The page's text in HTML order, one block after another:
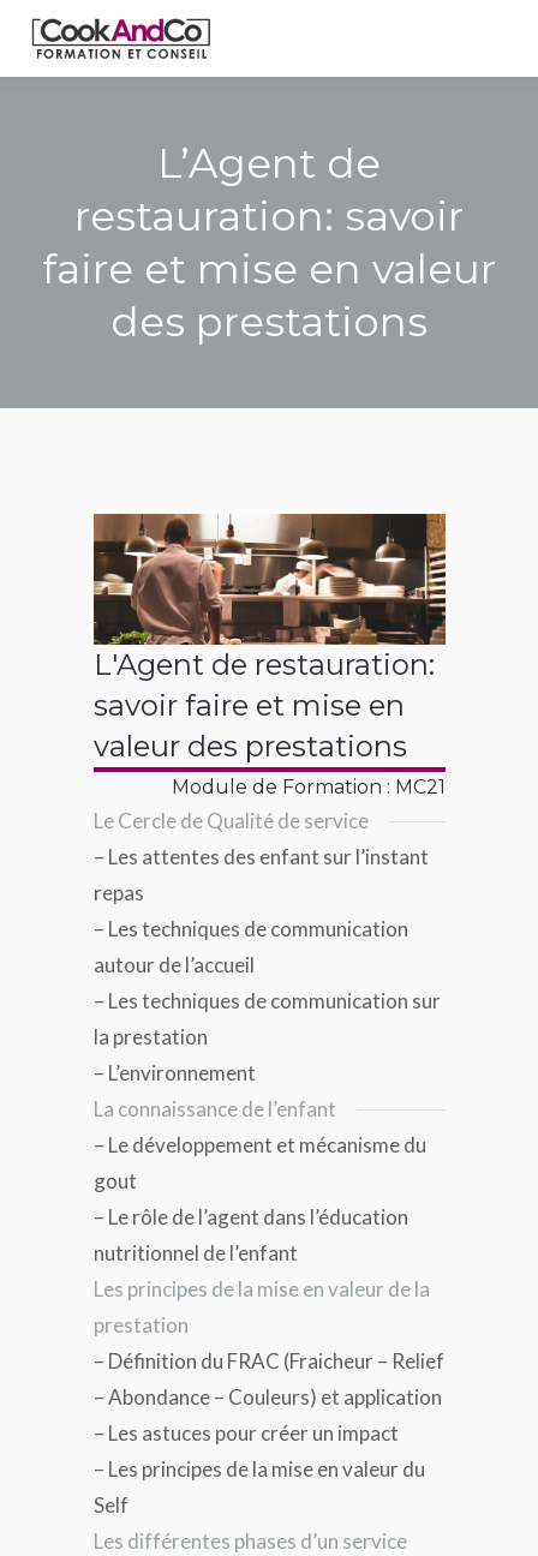
L’Agent de
restauration: savoir
faire et mise en valeur
des prestations
L'Agent de restauration:
savoir faire et mise en
valeur des prestations
Module de Formation : MC21
Le Cercle de Qualité de service
– Les attentes des enfant sur l’instant
repas
– Les techniques de communication
autour de l’accueil
– Les techniques de communication sur
la prestation
– L’environnement
La connaissance de l’enfant
– Le développement et mécanisme du
gout
– Le rôle de l’agent dans l’éducation
nutritionnel de l’enfant
Les principes de la mise en valeur de la
prestation
– Définition du FRAC (Fraicheur – Relief
– Abondance – Couleurs) et application
– Les astuces pour créer un impact
– Les principes de la mise en valeur du
Self
Les différentes phases d’un service